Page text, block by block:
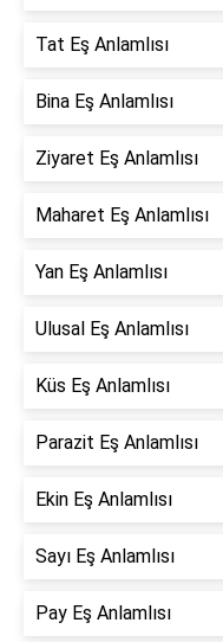
Tat Eş Anlamlısı
Bina Eş Anlamlısı
Ziyaret Eş Anlamlısı
Maharet Eş Anlamlısı
Yan Eş Anlamlısı
Ulusal Eş Anlamlısı
Küs Eş Anlamlısı
Parazit Eş Anlamlısı
Ekin Eş Anlamlısı
Sayı Eş Anlamlısı
Pay Eş Anlamlısı